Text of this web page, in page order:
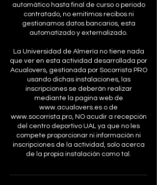
automático hasta final de curso o periodo
contratado, no emitimos recibos ni
gestionamos datos bancarios, esta
automatizado y externalizado.
La Universidad de Almería no tiene nada
que ver en esta actividad desarrollada por
Acualovers, gestionada por Socorrista PRO
usando dichas instalaciones, las
inscripciones se deberán realizar
mediante la pagina web de
www.acualovers.es o de
www.socorrista.pro, NO acudir a recepción
del centro deportivo UAL ya que no les
compete proporcionar ni información ni
inscripciones de la actividad, solo acerca
de la propia instalación como tal.